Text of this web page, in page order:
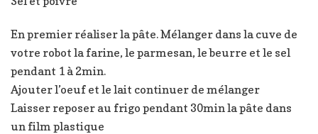
En premier réaliser la pâte. Mélanger dans la cuve de
votre robot la farine, le parmesan, le beurre et le sel
pendant 1 à 2min.
Ajouter l’oeuf et le lait continuer de mélanger
Laisser reposer au frigo pendant 30min la pâte dans
un film plastique